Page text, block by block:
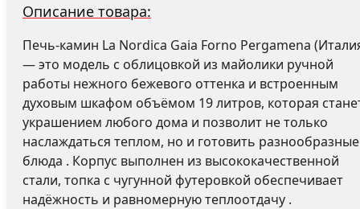
Описание товара:
Печь-камин La Nordica Gaia Forno Pergamena
— это модель с облицовкой из майолики ручной
работы нежного бежевого оттенка и встроенным
духовым шкафом объёмом 19 литров, которая
украшением любого дома и позволит не только
наслаждаться теплом, но и готовить разнообразные
блюда . Корпус выполнен из высококачественной
стали, топка с чугунной футеровкой обеспечивает
надёжность и равномерную теплоотдачу .